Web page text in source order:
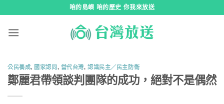
咱的島嶼 咱的歷史 你我來放送
公民養成, 國家認同, 當代台灣,認識民主／民主防衛
鄭麗君帶領談判團隊的成功，絕對不是偶然